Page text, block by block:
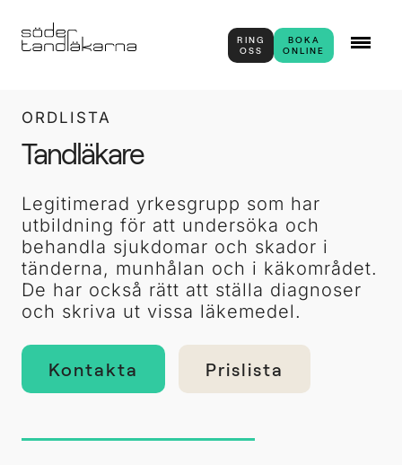
RING
OSS
BOKA
ONLINE
ORDLISTA
Tandläkare
Legitimerad yrkesgrupp som har
utbildning för att undersöka och
behandla sjukdomar och skador i
tänderna, munhålan och i käkområdet.
De har också rätt att ställa diagnoser
och skriva ut vissa läkemedel.
Kontakta Prislista